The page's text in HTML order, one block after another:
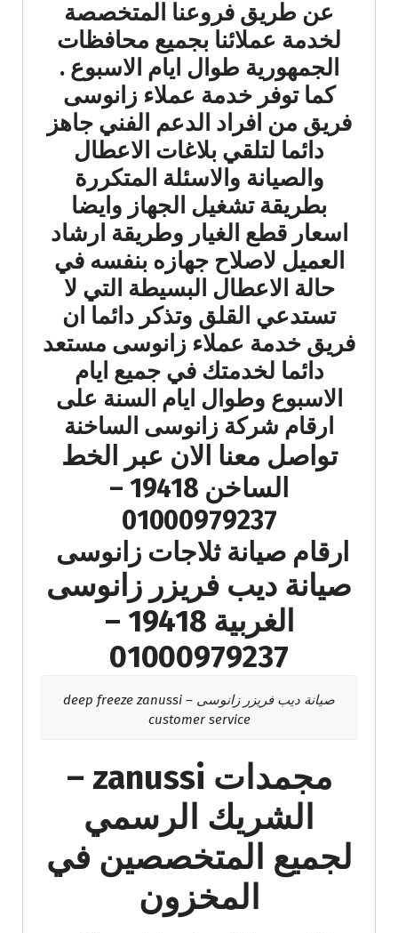
عن طريق فروعنا المتخصصة
لخدمة عملائنا بجميع محافظات
الجمهورية طوال ايام الاسبوع .
كما توفر خدمة عملاء زانوسى
فريق من افراد الدعم الفني جاهز
دائما لتلقي بلاغات الاعطال
والصيانة والاسئلة المتكررة
بطريقة تشغيل الجهاز وايضا
اسعار قطع الغيار وطريقة ارشاد
العميل لاصلاح جهازه بنفسه في
حالة الاعطال البسيطة التي لا
تستدعي القلق وتذكر دائما ان
فريق خدمة عملاء زانوسى مستعد
دائما لخدمتك في جميع ايام
الاسبوع وطوال ايام السنة على
ارقام شركة زانوسى الساخنة
تواصل معنا الان عبر الخط
الساخن 19418 –
01000979237
ارقام صيانة ثلاجات زانوسى
صيانة ديب فريزر زانوسى
الغربية 19418 –
01000979237
صيانة ديب فريزر زانوسى – deep freeze zanussi
customer service
مجمدات zanussi –
الشريك الرسمي
لجميع المتخصصين في
المخزون